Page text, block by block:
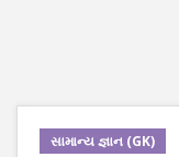
સામાન્ય જ્ઞાન (GK)